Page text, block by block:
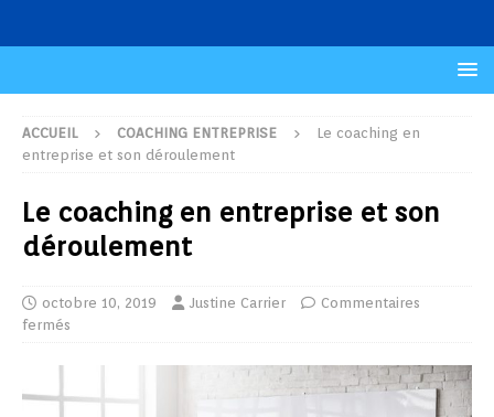
ACCUEIL COACHING ENTREPRISE
Le coaching en
entreprise et son déroulement
Le coaching en entreprise et son
déroulement
octobre 10, 2019 Justine Carrier
Commentaires
fermés